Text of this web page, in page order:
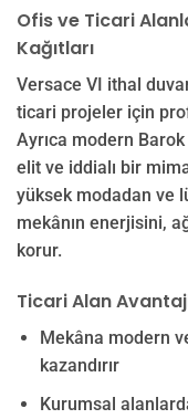
Ofis ve Ticari
Kağıtları
Versace VI ithal
ticari projeler için
Ayrıca modern
elit ve iddialı bir
yüksek modadan ve
mekânın enerjisini,
korur.
Ticari Alan
Mekâna modern
kazandırır
Kurumsal